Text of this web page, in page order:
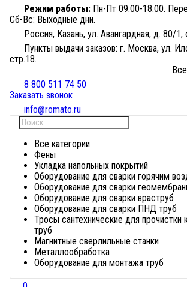
Режим работы: Пн-Пт 09:00-18:00.
Сб-Вс: Выходные дни.
Россия, Казань, ул. Авангардная, д. 80/1,
Пункты выдачи заказов: г. Москва, ул.
стр.18.
8 800 511 74 50
Заказать звонок
info@romato.ru
Все категории
Фены
Укладка напольных покрытий
Оборудование для сварки горячим
Оборудование для сварки
Оборудование для сварки враструб
Оборудование для сварки ПНД труб
Тросы сантехнические для прочистки
труб
Магнитные сверлильные станки
Металлообработка
Оборудование для монтажа труб